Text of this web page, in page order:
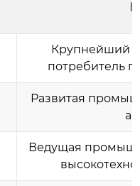
Крупнейший
потребитель
Развитая
Ведущая